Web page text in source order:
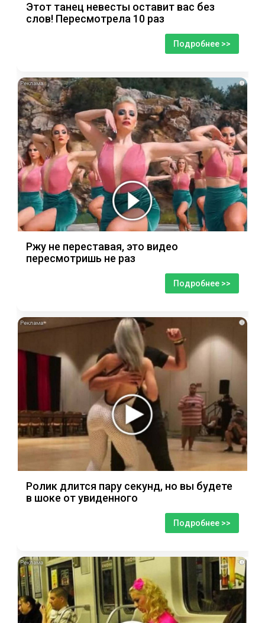
Этот танец невесты оставит вас без
слов! Пересмотрела 10 раз
Подробнее >>
i
Ржу не переставая, это видео
пересмотришь не раз
Подробнее >>
i
Ролик длится пару секунд, но вы будете
в шоке от увиденного
Подробнее >>
i